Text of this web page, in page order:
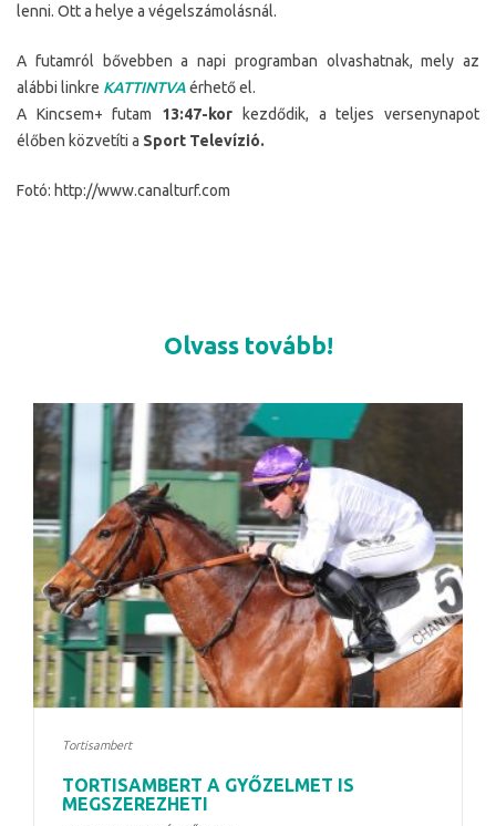
lenni. Ott a helye a végelszámolásnál.
A futamról bővebben a napi programban olvashatnak, mely az
alábbi linkre KATTINTVAérhető el.
A Kincsem+ futam 13:47-kor
kezdődik, a teljes versenynapot
élőben közvetíti a Sport Televízió.
Fotó: http://www.canalturf.com
Olvass tovább!
Tortisambert
TORTISAMBERT A GYŐZELMET IS
MEGSZEREZHETI